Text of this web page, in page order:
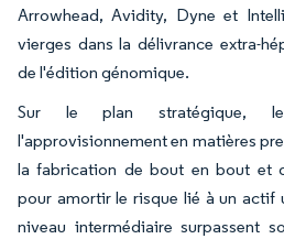
Arrowhead, Avidity, Dyne et
vierges dans la délivrance extra-
de l'édition génomique.
Sur le plan stratégique,
l'approvisionnement en matières
la fabrication de bout en bout et
pour amortir le risque lié à un actif
niveau intermédiaire surpassent